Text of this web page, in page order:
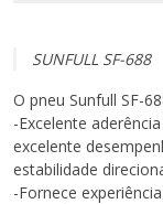
SUNFULL SF-688
O pneu Sunfull SF-
-Excelente
excelente
estabilidade
-Fornece